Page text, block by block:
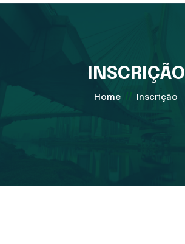
INSCRIÇÃO
Home // Inscrição